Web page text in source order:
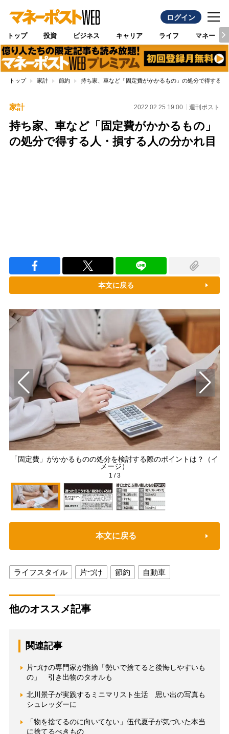
ログイン
トップ 投資 ビジネス キャリア ライフ マネー
トップ 家計 節約 持ち家、車など「固定費がかかるもの」の処分で得する
家計 2022.02.25 19:00 週刊ポスト
持ち家、車など「固定費がかかるもの」
の処分で得する人・損する人の分かれ目
本文に戻る
「固定費」がかかるものの処分を検討する際のポイントは？（イ
メージ）
1 /3
本文に戻る
ライフスタイル 片づけ 節約 自動車
他のオススメ記事
関連記事
片づけの専門家が指摘「勢いで捨てると後悔しやすいも
の」 引き出物のタオルも
北川景子が実践するミニマリスト生活 思い出の写真も
シュレッダーに
「物を捨てるのに向いてない」伍代夏子が気づいた本当
に捨てるべきもの